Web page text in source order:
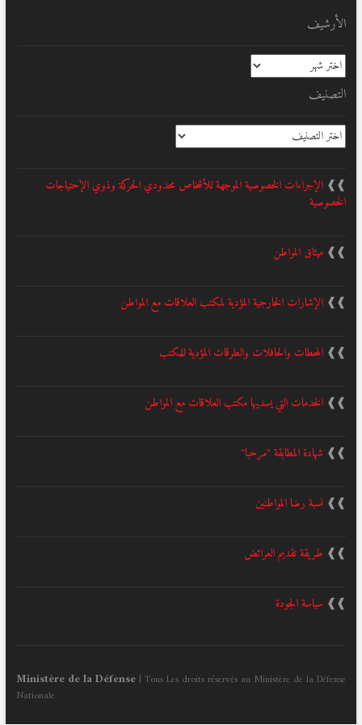
الأرشيف
الأرشيف
التصنيف
التصنيف
❱❱ الإجراءات الخصوصية الموجهة للأشخاص محدودي الحركة وذوي الإحتياجات
الخصوصية
❱❱ ميثاق المواطن
❱❱ الإشارات الخارجية المؤدية لمكتب العلاقات مع المواطن
❱❱ المحطات والحافلات والطرقات المؤدية للمكتب
❱❱ الخدمات التي يسديها مكتب العلاقات مع المواطن
❱❱ شهادة المطابقة "مرحبا"
❱❱ نسبة رضا المواطنين
❱❱ طريقة تقديم العرائض
❱❱ سياسة الجودة
Ministère de la Défense| Tous Les droits réservés au Ministère de la Défense
Nationale